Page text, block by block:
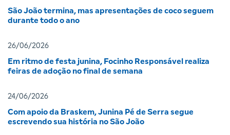
São João termina, mas apresentações de coco seguem
durante todo o ano
26/06/2026
Em ritmo de festa junina, Focinho Responsável realiza
feiras de adoção no final de semana
24/06/2026
Com apoio da Braskem, Junina Pé de Serra segue
escrevendo sua história no São João